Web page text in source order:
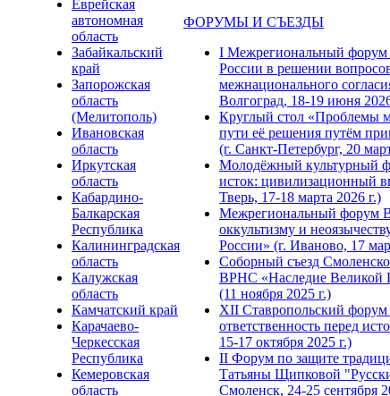
Еврейская
автономная
область
Забайкальский
край
Запорожская
область
(Мелитополь)
Ивановская
область
Иркутская
область
Кабардино-
Балкарская
Республика
Калининградская
область
Калужская
область
Камчатский край
Карачаево-
Черкесская
Республика
Кемеровская
область
ФОРУМЫ И СЪЕЗДЫ
I Межрегиональный
России в решении
межнационального
Волгоград, 18-19 июня
Круглый стол «Проблемы
пути её решения путём
(г. Санкт-Петербург, 20
Молодёжный культурный
исток: цивилизационный
Тверь, 17-18 марта 2026 г.)
Межрегиональный форум
оккультизму и
России» (г. Иваново, 17
Соборный съезд
ВРНС «Наследие Великой
(11 ноября 2025 г.)
XII Ставропольский
ответственность перед
15-17 октября 2025 г.)
II Форум по защите
Татьяны Щипковой
Смоленск, 24-25 сентября